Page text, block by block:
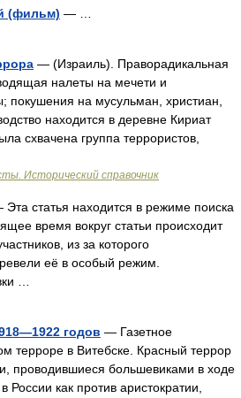
(фильм) — …
— (Израиль). Праворадикальная
налеты на мечети и
покушения на мусульман, христиан,
находится в деревне Кириат
схвачена группа террористов,
Исторический справочник
статья находится в режиме поиска
время вокруг статьи происходит
из за которого
её в особый режим.
…
годов — Газетное
терроре в Витебске. Красный террор
проводившиеся большевиками в ходе
России как против аристократии,